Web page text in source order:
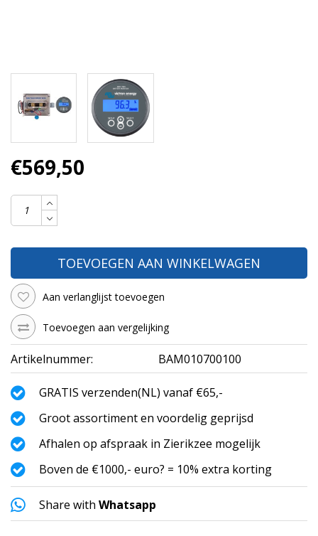
€569,50
TOEVOEGEN AAN WINKELWAGEN
Aan verlanglijst toevoegen
Toevoegen aan vergelijking
Artikelnummer: BAM010700100
GRATIS verzenden(NL) vanaf €65,-
Groot assortiment en voordelig geprijsd
Afhalen op afspraak in Zierikzee mogelijk
Boven de €1000,- euro? = 10% extra korting
Share with Whatsapp